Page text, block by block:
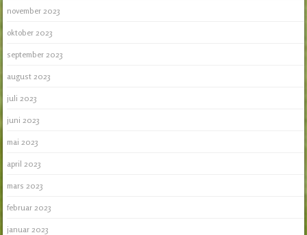
november 2023
oktober 2023
september 2023
august 2023
juli 2023
juni 2023
mai 2023
april 2023
mars 2023
februar 2023
januar 2023